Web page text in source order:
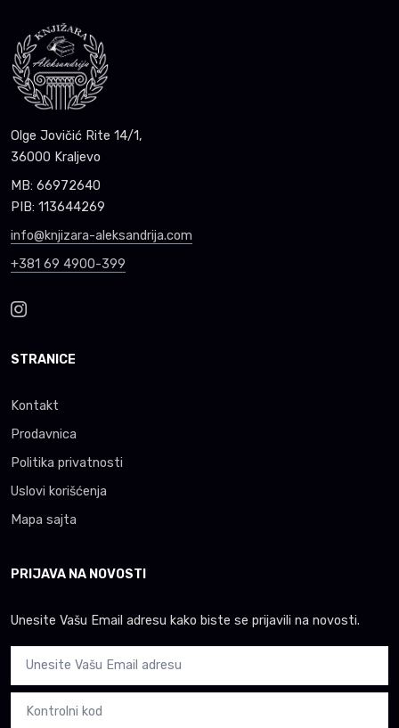
Olge Jovičić Rite 14/1,
36000 Kraljevo
MB: 66972640
PIB: 113644269
info@knjizara-aleksandrija.com
+381 69 4900-399
STRANICE
Kontakt
Prodavnica
Politika privatnosti
Uslovi korišćenja
Mapa sajta
PRIJAVA NA NOVOSTI
Unesite Vašu Email adresu kako biste se prijavili na novosti.